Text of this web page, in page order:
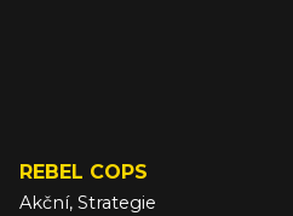
REBEL COPS
Akční, Strategie